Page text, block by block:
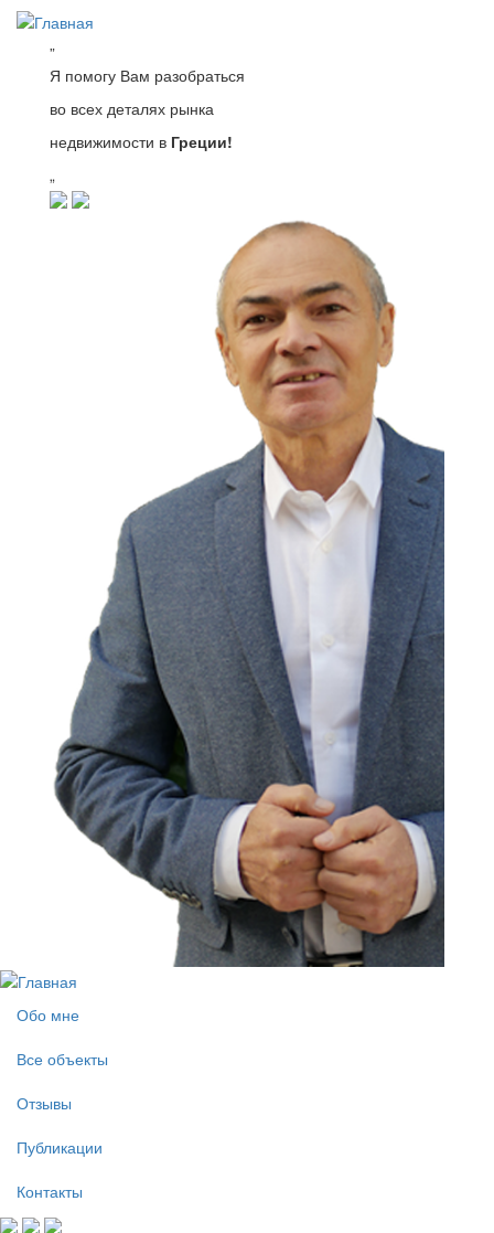
Перейти
основному
содержанию
”
Я помогу Вам разобраться
во всех деталях рынка
недвижимости в Греции!
„
Обо мне
Все объекты
Отзывы
Публикации
Контакты